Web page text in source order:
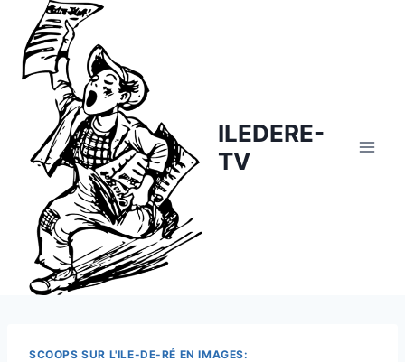
content
ILEDERE-
TV
SCOOPS SUR L'ILE-DE-RÉ EN IMAGES: